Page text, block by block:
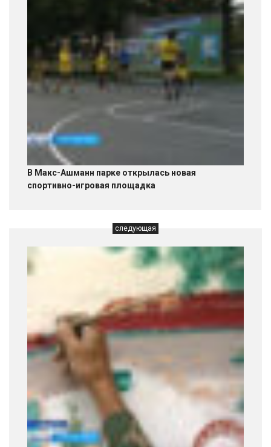
В Макс-Ашманн парке открылась новая
спортивно-игровая площадка
следующая